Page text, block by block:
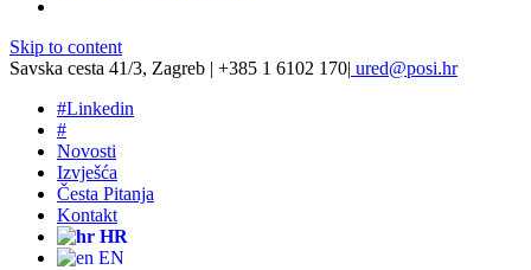
Skip to content
Savska cesta 41/3, Zagreb | +385 1 6102 170| ured@posi.hr
#Linkedin
#
Novosti
Izvješća
Česta Pitanja
Kontakt
HR
EN